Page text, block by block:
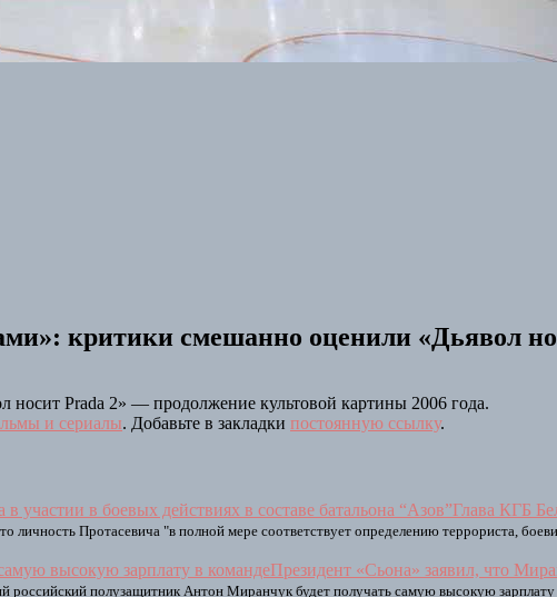
критики смешанно оценили «Дьявол
носит Prada 2» — продолжение культовой картины 2006 года.
и сериалы. Добавьте в закладки постоянную ссылку.
Глава КГБ
личность Протасевича "в полной мере соответствует определению террориста,
Президент «Сьона» заявил, что
российский полузащитник Антон Миранчук будет получать самую высокую